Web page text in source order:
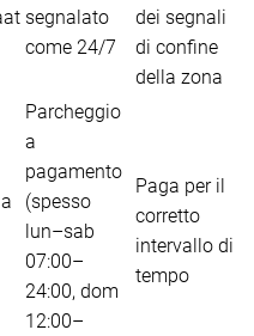
segnalato
come 24/7
dei segnali
di confine
della zona
Parcheggio
a
pagamento
(spesso
lun–sab
07:00–
24:00, dom
12:00–
Paga per il
corretto
intervallo di
tempo